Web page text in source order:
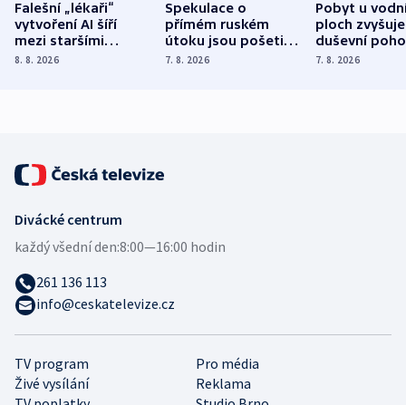
Falešní „lékaři“
vytvoření AI šíří
mezi staršími
Poláky nebezpečné
8. 8. 2026
Spekulace o
přímém ruském
útoku jsou pošetilé,
míní estonský
7. 8. 2026
Pobyt u
ploch zvyšuje
duševní
ukázala
7. 8. 2026
TV program
Pro média
Živé vysílání
Reklama
Divácké centrum
každý všední den:8:00—16:00 hodin
261 136 113
info@ceskatelevize.cz